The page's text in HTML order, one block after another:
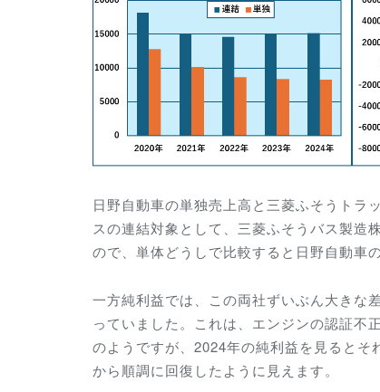
日野自動車の単独売上高と三菱ふそうトラ
スの連結対象として、三菱ふそうバス製造
ので、単体どうしで比較すると日野自動車
一方純利益では、この両社ずいぶん大きな
っていました。これは、エンジンの認証不
のようですが、2024年の純利益を見ると
から順調に回復したように見えます。